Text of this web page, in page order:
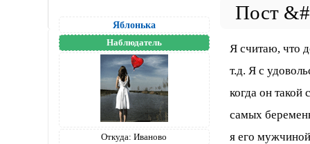
Яблонька
Наблюдатель
Откуда: Иваново
Я считаю, что
т.д. Я с
когда он такой
самых
я его